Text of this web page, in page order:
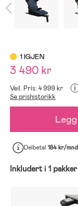
1 IGJEN
3 490 kr
Veil. Pris: 4 999 kr i
Se prishistorikk
Delbetal 184 kr/mnd
Inkludert i 1 pakker